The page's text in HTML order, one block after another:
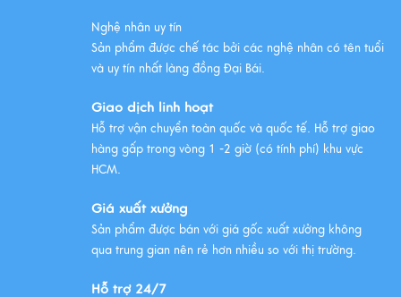
Xem thêm
Nghệ nhân uy tín
Sản phẩm được chế tác bởi các nghệ nhân có tên tuổi
và uy tín nhất làng đồng Đại Bái.
Giao dịch linh hoạt
Hỗ trợ vận chuyển toàn quốc và quốc tế. Hỗ trợ giao
hàng gấp trong vòng 1 -2 giờ (có tính phí) khu vực
HCM.
Giá xuất xưởng
Sản phẩm được bán với giá gốc xuất xưởng không
qua trung gian nên rẻ hơn nhiều so với thị trường.
Hỗ trợ 24/7